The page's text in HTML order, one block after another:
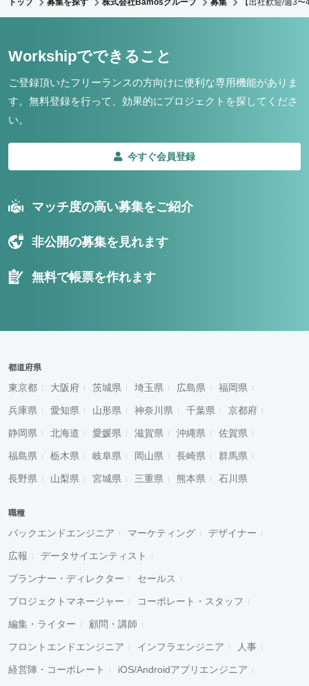
トップ 募集を探す 株式会社Bamosグループ 募集 【出社歓迎/週3
Workshipでできること
ご登録頂いたフリーランスの方向けに便利な専用機能がありま
す。 無料登録を行って、効果的にプロジェクトを探してくださ
い。
今すぐ会員登録
マッチ度の高い募集をご紹介
非公開の募集を見れます
無料で帳票を作れます
都道府県
東京都 大阪府 茨城県 埼玉県 広島県 福岡県
兵庫県 愛知県 山形県 神奈川県 千葉県 京都府
静岡県 北海道 愛媛県 滋賀県 沖縄県 佐賀県
福島県 栃木県 岐阜県 岡山県 長崎県 群馬県
長野県 山梨県 宮城県 三重県 熊本県 石川県
職種
バックエンドエンジニア マーケティング デザイナー
広報 データサイエンティスト
プランナー・ディレクター セールス
プロジェクトマネージャー コーポレート・スタッフ
編集・ライター 顧問・講師
フロントエンドエンジニア インフラエンジニア 人事
経営陣・コーポレート iOS/Androidアプリエンジニア